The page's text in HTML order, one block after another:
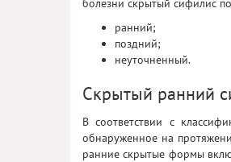
болезни скрытый сифилис
ранний;
поздний;
неуточненный.
Скрытый ранний
В соответствии с
обнаруженное на
ранние скрытые формы